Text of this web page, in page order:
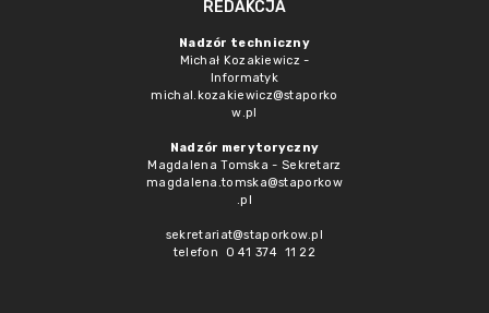
REDAKCJA
Nadzór techniczny
Michał Kozakiewicz -
Informatyk
michal.kozakiewicz@staporko
w.pl
Nadzór merytoryczny
Magdalena Tomska - Sekretarz
magdalena.tomska@staporkow
.pl
sekretariat@staporkow.pl
telefon 0 41 374 11 22